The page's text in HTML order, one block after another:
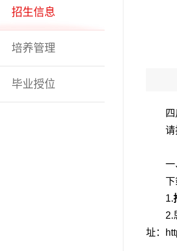
招生信息
培养管理
毕业授位
请
一
下
1.
2.
址：